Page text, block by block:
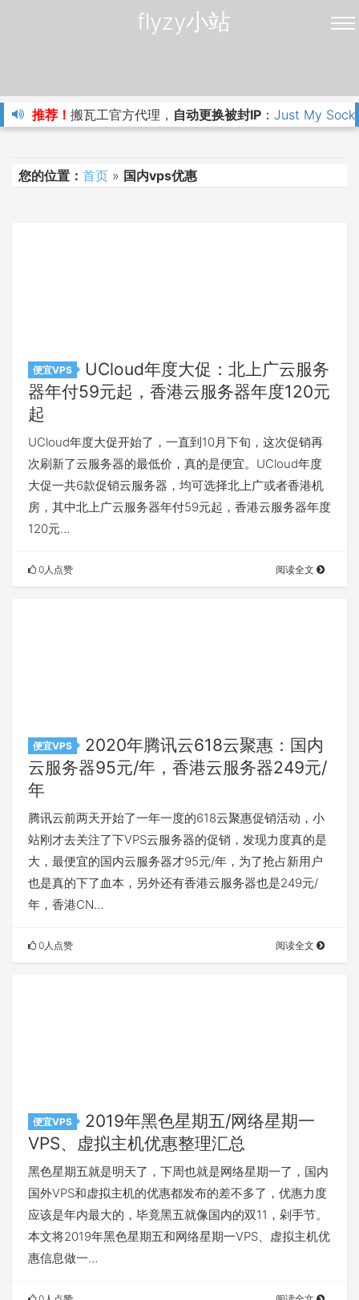
flyzy小站
推荐！ 搬瓦工官方代理， 自动更换被封IP ： Just My
您的位置： 首页 » 国内vps优惠
便宜VPS
UCloud年度大促：北上广云服务
器年付59元起，香港云服务器年度120元
起
UCloud年度大促开始了，一直到10月下旬，这次促销再
次刷新了云服务器的最低价，真的是便宜。UCloud年度
大促一共6款促销云服务器，均可选择北上广或者香港机
房，其中北上广云服务器年付59元起，香港云服务器年度
120元…
0人点赞 阅读全文
便宜VPS
2020年腾讯云618云聚惠：国内
云服务器95元/年，香港云服务器249元/
年
腾讯云前两天开始了一年一度的618云聚惠促销活动，小
站刚才去关注了下VPS云服务器的促销，发现力度真的是
大，最便宜的国内云服务器才95元/年，为了抢占新用户
也是真的下了血本，另外还有香港云服务器也是249元/
年，香港CN…
0人点赞 阅读全文
便宜VPS
2019年黑色星期五/网络星期一
VPS、虚拟主机优惠整理汇总
黑色星期五就是明天了，下周也就是网络星期一了，国内
国外VPS和虚拟主机的优惠都发布的差不多了，优惠力度
应该是年内最大的，毕竟黑五就像国内的双11，剁手节。
本文将2019年黑色星期五和网络星期一VPS、虚拟主机优
惠信息做一…